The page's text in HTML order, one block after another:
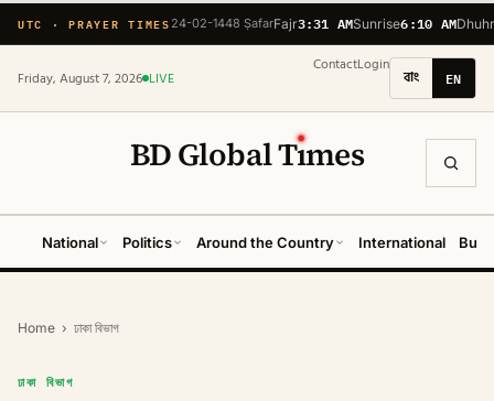
UTC · PRAYER TIMES 24-02-1448 ṢafarFajr3:31 AMSunrise6:10 AM
Friday, August 7, 2026 LIVE
ContactLogin
বাং EN
BD Global Tımes
National Politics Around the Country International
Home › ঢাকা বিভাগ
ঢাকা বিভাগ